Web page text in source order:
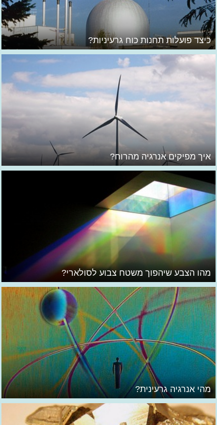
כיצד פועלות תחנות כוח גרעיניות?
איך מפיקים אנרגיה מהרוח?
מהו הצבע שיהפוך משטח צבוע לסולארי?
מהי אנרגיה גרעינית?